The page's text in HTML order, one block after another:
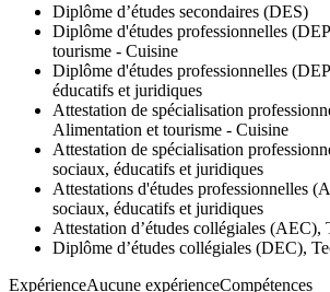
Diplôme d’études secondaires (DES)
Diplôme d'études professionnelles
tourisme - Cuisine
Diplôme d'études professionnelles
éducatifs et juridiques
Attestation de spécialisation
Alimentation et tourisme - Cuisine
Attestation de spécialisation
sociaux, éducatifs et juridiques
Attestations d'études professionnelles
sociaux, éducatifs et juridiques
Attestation d’études collégiales (AEC),
Diplôme d’études collégiales (DEC),
ExpérienceAucune expérienceCompétences